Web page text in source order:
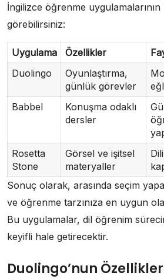
İngilizce öğrenme
görebilirsiniz:
Uygulama Özellikler
Duolingo
Oyunlaştırma,
günlük görevler
Babbel
Konuşma odaklı
dersler
Rosetta
Stone
Görsel ve işitsel
materyaller
Sonuç olarak, arasında seçim
ve öğrenme tarzınıza en uygun
Bu uygulamalar, dil öğrenim
keyifli hale getirecektir.
Duolingo’nun